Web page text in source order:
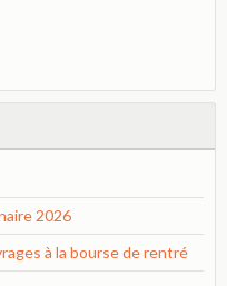
2026
à la bourse de rentré